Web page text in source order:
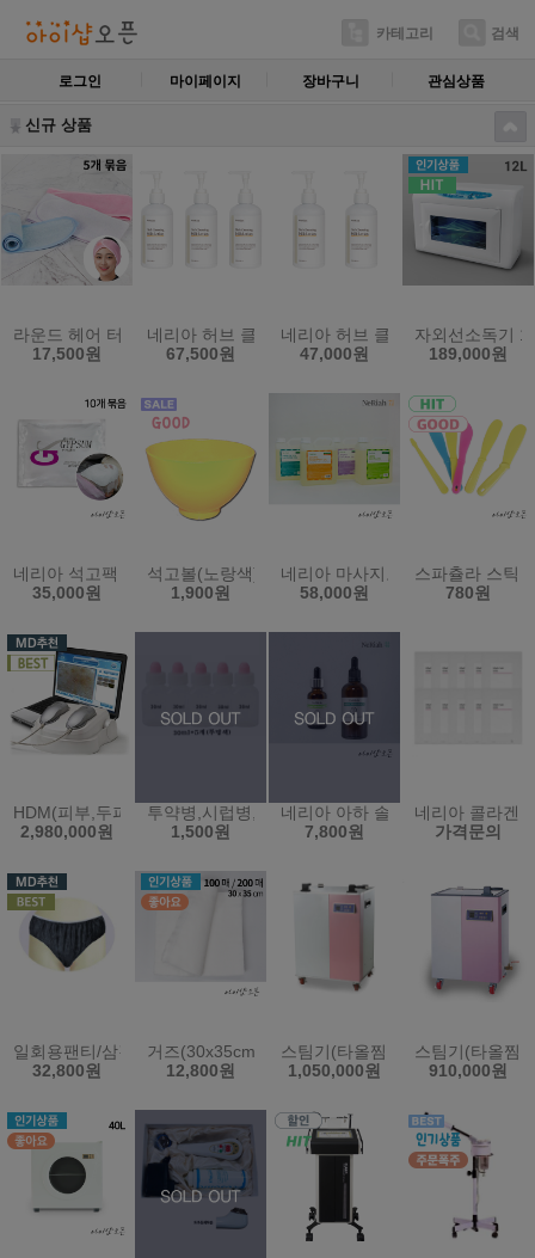
카테고리 검색
로그인 마이페이지 장바구니 관심상품
신규 상품
라운드 헤어 터번 5개묶음 소형 밸크로 찍찍이 헤어밴드
17,500원
네리아 허브 클렌징 밀크 로션 250ml 3개묶음 피부
67,500원
네리아 허브 클렌징 밀크 로션
47,000원
자외선소독기
189,000원
네리아 석고팩 700g 10개묶음 - 피부과 온열팩 비타민 옥 참숯 쿨 황
35,000원
석고볼(노랑색)고무볼 (원산지:한국)
1,900원
네리아 마사지오일 5L - 바디오일
58,000원
스파츌라 스틱
780원
HDM(피부,두피 통합본)(한국)
2,980,000원
투약병,시럽병,공병(30ml*5개)(한국)
1,500원
네리아 아하 솔루션 - 필링 5% 인
7,800원
네리아 콜라겐
가격문의
일회용팬티/삼각팬티/위생팬티/남녀공용/100장(블랙)XXL/2XL
32,800원
거즈(30x35cm)(100매/200매)
12,800원
스팀기(타올찜기)(80L)(KRS-
1,050,000원
스팀기(타올찜
910,000원